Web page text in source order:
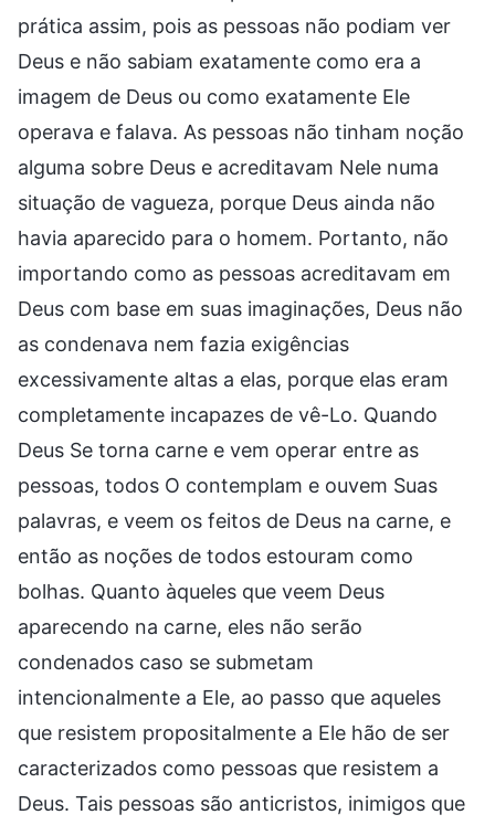
prática assim, pois as pessoas não podiam ver
Deus e não sabiam exatamente como era a
imagem de Deus ou como exatamente Ele
operava e falava. As pessoas não tinham noção
alguma sobre Deus e acreditavam Nele numa
situação de vagueza, porque Deus ainda não
havia aparecido para o homem. Portanto, não
importando como as pessoas acreditavam em
Deus com base em suas imaginações, Deus não
as condenava nem fazia exigências
excessivamente altas a elas, porque elas eram
completamente incapazes de vê-Lo. Quando
Deus Se torna carne e vem operar entre as
pessoas, todos O contemplam e ouvem Suas
palavras, e veem os feitos de Deus na carne, e
então as noções de todos estouram como
bolhas. Quanto àqueles que veem Deus
aparecendo na carne, eles não serão
condenados caso se submetam
intencionalmente a Ele, ao passo que aqueles
que resistem propositalmente a Ele hão de ser
caracterizados como pessoas que resistem a
Deus. Tais pessoas são anticristos, inimigos que